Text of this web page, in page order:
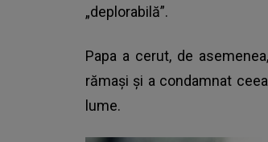
„deplorabilă”.
Papa a cerut, de
rămaşi şi a condamnat
lume.